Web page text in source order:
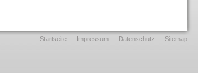
Startseite Impressum Datenschutz Sitemap